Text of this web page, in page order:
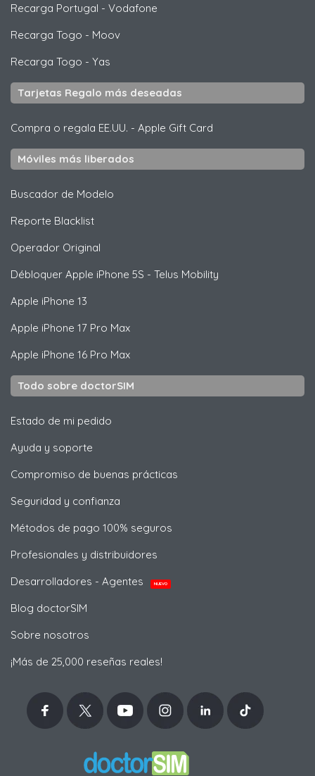
Recarga Portugal - Vodafone
Recarga Togo - Moov
Recarga Togo - Yas
Tarjetas Regalo más deseadas
Compra o regala EE.UU. - Apple Gift Card
Móviles más liberados
Buscador de Modelo
Reporte Blacklist
Operador Original
Débloquer Apple iPhone 5S - Telus Mobility
Apple iPhone 13
Apple iPhone 17 Pro Max
Apple iPhone 16 Pro Max
Todo sobre doctorSIM
Estado de mi pedido
Ayuda y soporte
Compromiso de buenas prácticas
Seguridad y confianza
Métodos de pago 100% seguros
Profesionales y distribuidores
Desarrolladores - Agentes
NUEVO
Blog doctorSIM
Sobre nosotros
¡Más de 25,000 reseñas reales!